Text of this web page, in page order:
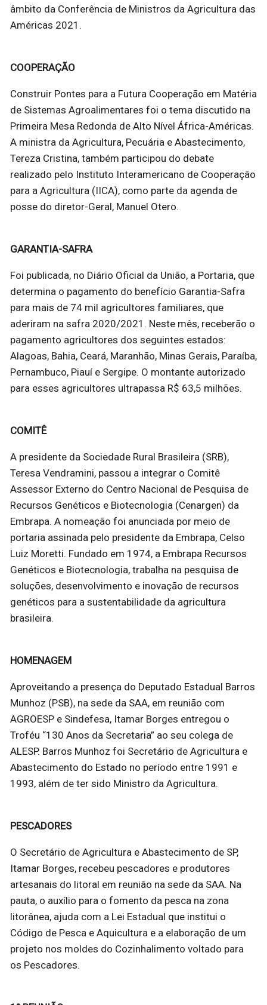
âmbito da Conferência de Ministros da Agricultura das
Américas 2021.
COOPERAÇÃO
Construir Pontes para a Futura Cooperação em Matéria
de Sistemas Agroalimentares foi o tema discutido na
Primeira Mesa Redonda de Alto Nível África-Américas.
A ministra da Agricultura, Pecuária e Abastecimento,
Tereza Cristina, também participou do debate
realizado pelo Instituto Interamericano de Cooperação
para a Agricultura (IICA), como parte da agenda de
posse do diretor-Geral, Manuel Otero.
GARANTIA-SAFRA
Foi publicada, no Diário Oficial da União, a Portaria, que
determina o pagamento do benefício Garantia-Safra
para mais de 74 mil agricultores familiares, que
aderiram na safra 2020/2021. Neste mês, receberão o
pagamento agricultores dos seguintes estados:
Alagoas, Bahia, Ceará, Maranhão, Minas Gerais, Paraíba,
Pernambuco, Piauí e Sergipe. O montante autorizado
para esses agricultores ultrapassa R$ 63,5 milhões.
COMITÊ
A presidente da Sociedade Rural Brasileira (SRB),
Teresa Vendramini, passou a integrar o Comitê
Assessor Externo do Centro Nacional de Pesquisa de
Recursos Genéticos e Biotecnologia (Cenargen) da
Embrapa. A nomeação foi anunciada por meio de
portaria assinada pelo presidente da Embrapa, Celso
Luiz Moretti. Fundado em 1974, a Embrapa Recursos
Genéticos e Biotecnologia, trabalha na pesquisa de
soluções, desenvolvimento e inovação de recursos
genéticos para a sustentabilidade da agricultura
brasileira.
HOMENAGEM
Aproveitando a presença do Deputado Estadual Barros
Munhoz (PSB), na sede da SAA, em reunião com
AGROESP e Sindefesa, Itamar Borges entregou o
Troféu “130 Anos da Secretaria” ao seu colega de
ALESP. Barros Munhoz foi Secretário de Agricultura e
Abastecimento do Estado no período entre 1991 e
1993, além de ter sido Ministro da Agricultura.
PESCADORES
O Secretário de Agricultura e Abastecimento de SP,
Itamar Borges, recebeu pescadores e produtores
artesanais do litoral em reunião na sede da SAA. Na
pauta, o auxílio para o fomento da pesca na zona
litorânea, ajuda com a Lei Estadual que institui o
Código de Pesca e Aquicultura e a elaboração de um
projeto nos moldes do Cozinhalimento voltado para
os Pescadores.